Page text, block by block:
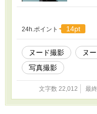
24h.ポイント 14pt
ヌード撮影 ヌ
写真撮影
文字数 22,012 最